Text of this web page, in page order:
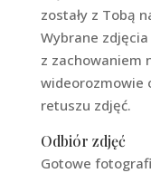
zostały z Tobą
Wybrane
z zachowaniem
wideorozmowie
retuszu zdjęć.
Odbiór zdjęć
Gotowe